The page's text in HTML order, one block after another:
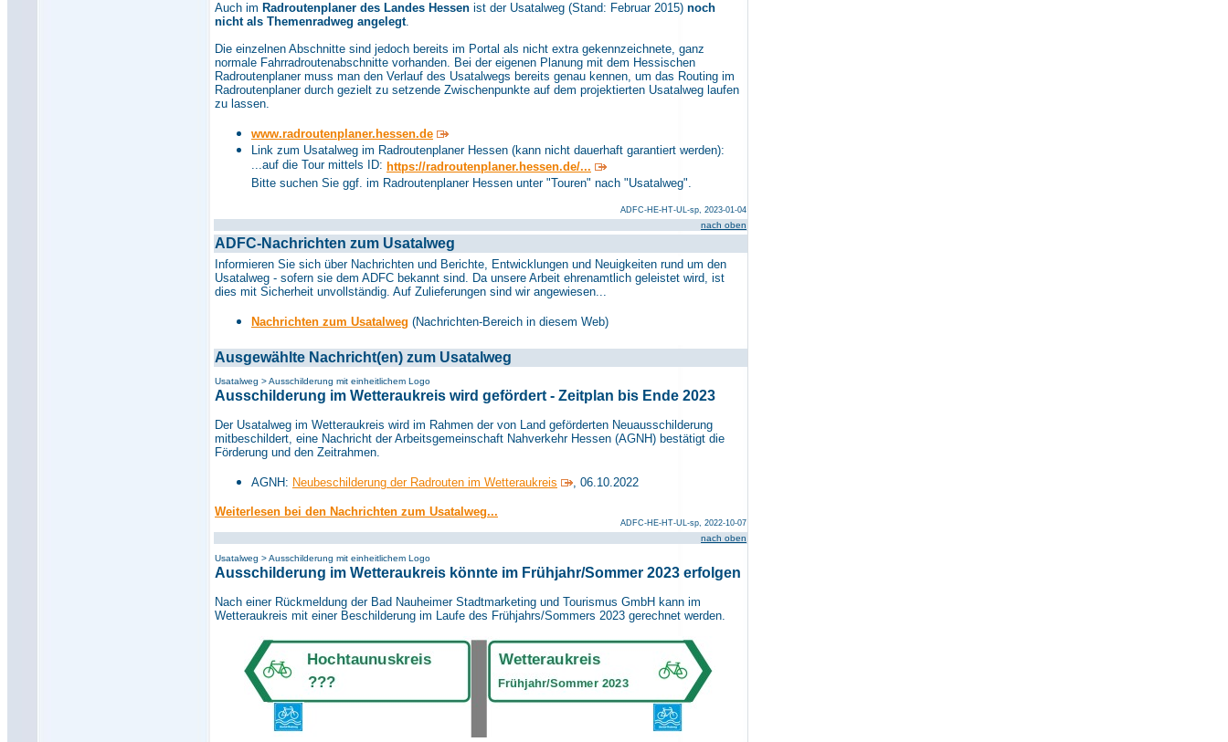
Auch im Radroutenplaner des Landes Hessen ist der Usatalweg (Stand: Februar 2015) noch
nicht als Themenradweg angelegt.
Die einzelnen Abschnitte sind jedoch bereits im Portal als nicht extra gekennzeichnete, ganz
normale Fahrradroutenabschnitte vorhanden. Bei der eigenen Planung mit dem Hessischen
Radroutenplaner muss man den Verlauf des Usatalwegs bereits genau kennen, um das Routing im
Radroutenplaner durch gezielt zu setzende Zwischenpunkte auf dem projektierten Usatalweg laufen
zu lassen.
www.radroutenplaner.hessen.de
Link zum Usatalweg im Radroutenplaner Hessen (kann nicht dauerhaft garantiert werden):
...auf die Tour mittels ID: https://radroutenplaner.hessen.de/...
Bitte suchen Sie ggf. im Radroutenplaner Hessen unter "Touren" nach "Usatalweg".
ADFC-HE-HT-UL-sp, 2023-01-04
nach oben
ADFC-Nachrichten zum Usatalweg
Informieren Sie sich über Nachrichten und Berichte, Entwicklungen und Neuigkeiten rund um den
Usatalweg - sofern sie dem ADFC bekannt sind. Da unsere Arbeit ehrenamtlich geleistet wird, ist
dies mit Sicherheit unvollständig. Auf Zulieferungen sind wir angewiesen...
Nachrichten zum Usatalweg (Nachrichten-Bereich in diesem Web)
Ausgewählte Nachricht(en) zum Usatalweg
Usatalweg > Ausschilderung mit einheitlichem Logo
Ausschilderung im Wetteraukreis wird gefördert - Zeitplan bis Ende 2023
Der Usatalweg im Wetteraukreis wird im Rahmen der von Land geförderten Neuausschilderung
mitbeschildert, eine Nachricht der Arbeitsgemeinschaft Nahverkehr Hessen (AGNH) bestätigt die
Förderung und den Zeitrahmen.
AGNH: Neubeschilderung der Radrouten im Wetteraukreis , 06.10.2022
Weiterlesen bei den Nachrichten zum Usatalweg...
ADFC-HE-HT-UL-sp, 2022-10-07
nach oben
Usatalweg >Ausschilderung mit einheitlichem Logo
Ausschilderung im Wetteraukreis könnte im Frühjahr/Sommer 2023 erfolgen
Nach einer Rückmeldung der Bad Nauheimer Stadtmarketing und Tourismus GmbH kann im
Wetteraukreis mit einer Beschilderung im Laufe des Frühjahrs/Sommers 2023 gerechnet werden.